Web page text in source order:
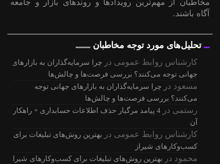
مخاطبان از مهم‌ترین رویدادها و روندهای بازار و جامعه
آگاه باشند.
تحلیل‌های مورد توجه مخاطبان
کارشناس روابط عمومی در
چرا سرمایه‌گذاران به بازارهای
جهانی توجه می‌کنند؟ بررسی فرصت‌ها و چالش‌ها
مسعود در
چرا سرمایه‌گذاران به بازارهای جهانی توجه
می‌کنند؟ بررسی فرصت‌ها و چالش‌ها
رستمی در
4 پیامد مرگبار حذف اطلاعات حسابداری + راهکار
آن
کارشناس روابط عمومی در
بهترین روش‌های تبلیغات برای
کسب‌وکارهای شیراز
محمود در بهترین روش‌های تبلیغات برای کسب‌وکارهای شیراز